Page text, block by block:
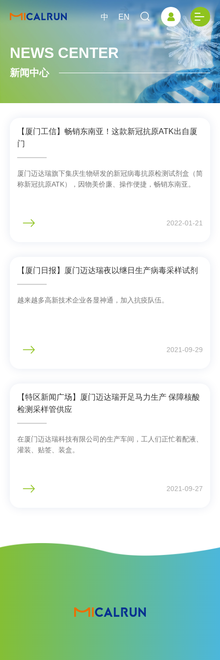
中 EN
NEWS CENTER
新闻中心
【厦门工信】畅销东南亚！这款新冠抗原ATK出自厦
门
厦门迈达瑞旗下集庆生物研发的新冠病毒抗原检测试剂盒（简
称新冠抗原ATK），因物美价廉、操作便捷，畅销东南亚。
2022-01-21
【厦门日报】厦门迈达瑞夜以继日生产病毒采样试剂
越来越多高新技术企业各显神通，加入抗疫队伍。
2021-09-29
【特区新闻广场】厦门迈达瑞开足马力生产 保障核酸
检测采样管供应
在厦门迈达瑞科技有限公司的生产车间，工人们正忙着配液、
灌装、贴签、装盒。
2021-09-27